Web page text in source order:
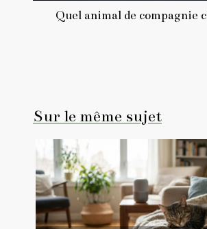
Quel animal de compagnie
Sur le même sujet